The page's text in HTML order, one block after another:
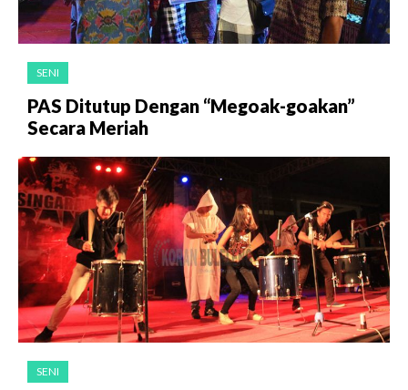
SENI
PAS Ditutup Dengan “Megoak-goakan”
Secara Meriah
SENI